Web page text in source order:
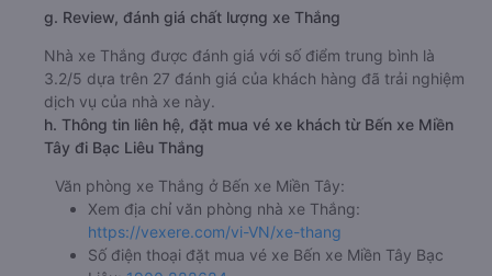
g. Review, đánh giá chất lượng xe Thắng
Nhà xe Thắng được đánh giá với số điểm trung bình là
3.2/5 dựa trên 27 đánh giá của khách hàng đã trải nghiệm
dịch vụ của nhà xe này.
h. Thông tin liên hệ, đặt mua vé xe khách từ Bến xe Miền
Tây đi Bạc Liêu Thắng
Văn phòng xe Thắng ở Bến xe Miền Tây:
Xem địa chỉ văn phòng nhà xe Thắng:
https://vexere.com/vi-VN/xe-thang
Số điện thoại đặt mua vé xe Bến xe Miền Tây Bạc